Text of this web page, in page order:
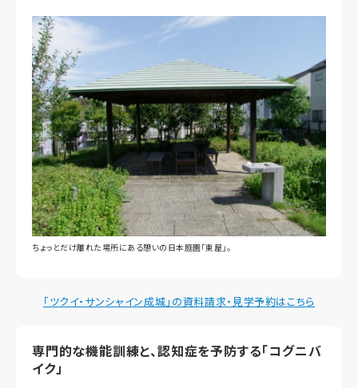
ちょっとだけ離れた場所にある憩いの日本庭園「東屋」。
「ツクイ・サンシャイン成城」の資料請求・見学予約はこちら
専門的な機能訓練と、認知症を予防する「コグニバ
イク」